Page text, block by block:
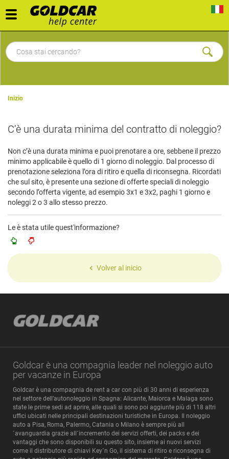
Toggle
navigation
Inizio
C’è una durata minima del contratto di noleggio?
Non c’è una durata minima e puoi prenotare a ore, sebbene il prezzo
minimo applicabile è quello di 1 giorno di noleggio. Dal processo di
prenotazione seleziona l’ora di ritiro e quella di riconsegna. Ricordati
che sul sito, è presente una sezione di offerte specialidi noleggio
secondo l’offerta vigente, ad esempio 3x1 e 3x2, paghi 1 giorno e
noleggi 2 o 3 allo stesso prezzo.
Le è stata utile quest'informazione?
Volver al inicio
Goldcar è una compagnia leader nel noleggio auto
per vacanze in Europa
Goldcar è una compagnia de rent a car con più di 30 anni di esperienza
nel settore dell’autonoleggio in Spagna: Alicante, Maiorca e Malaga sono
state le prime sedi ad aprire, alle quali si sono poi aggiunte più di 118 altri
uffici ubicati nelle principali destinazioni turistiche in Europa. Il noleggio
auto a Pisa, Roma, Palermo, Catania o Milano è sempre più all
´avanguardia grazie all´incremento dei servizi offerti, dei packs e dei
vantaggi che sono disponibili su questo sito, insieme ai nuovi servizi
come il distributore di chiavi Key´n Go, il sistema di ritiro e riconsegna di